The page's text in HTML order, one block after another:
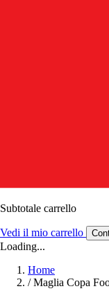
Subtotale carrello
Vedi il mio carrello
Loading...
Home
/ Maglia Copa